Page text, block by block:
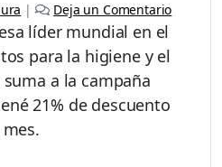
| Deja un Comentario
líder mundial en el
para la higiene y el
a la campaña
21% de descuento